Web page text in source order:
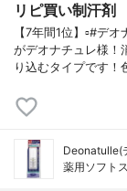
リピ買い制汗剤
【7年間1位】▫️#デ
がデオナチュレ様！
り込むタイプです！
Deonatulle(
薬用ソフト